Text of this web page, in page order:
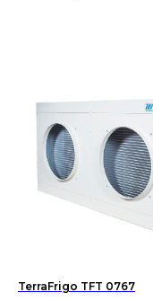
TerraFrigo TFT 0767